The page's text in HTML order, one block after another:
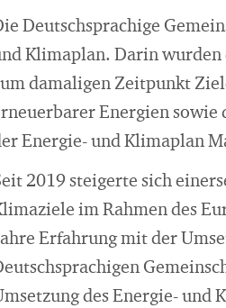
Deutschsprachige
Klimaplan. Darin wurden
damaligen Zeitpunkt
Energien
Energie- und Klimaplan
2019 steigerte sich
im Rahmen des
Erfahrung mit der
des Energie- und